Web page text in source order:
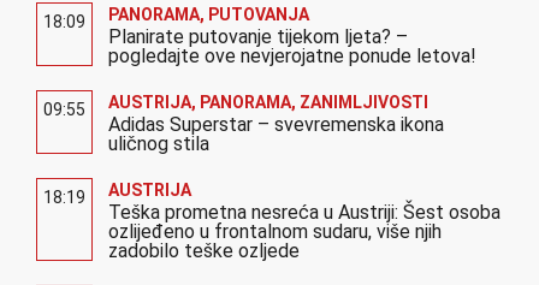
18:09 PANORAMA, PUTOVANJA
Planirate putovanje tijekom ljeta? –
pogledajte ove nevjerojatne ponude letova!
09:55 AUSTRIJA, PANORAMA, ZANIMLJIVOSTI
Adidas Superstar – svevremenska ikona
uličnog stila
18:19 AUSTRIJA
Teška prometna nesreća u Austriji: Šest osoba
ozlijeđeno u frontalnom sudaru, više njih
zadobilo teške ozljede